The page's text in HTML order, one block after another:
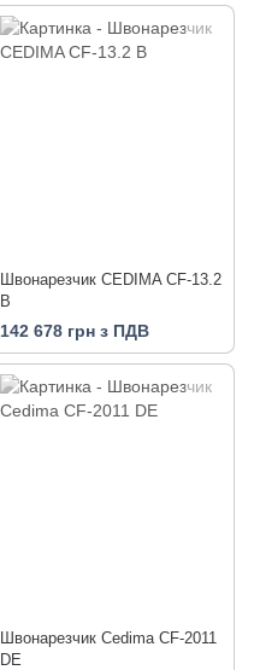
Швонарезчик CEDIMA CF-13.2
B
142 678 грн з ПДВ
Швонарезчик Cedima CF-2011
DE